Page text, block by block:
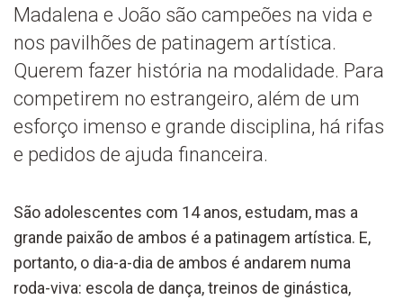
Madalena e João são campeões na vida e
nos pavilhões de patinagem artística.
Querem fazer história na modalidade. Para
competirem no estrangeiro, além de um
esforço imenso e grande disciplina, há rifas
e pedidos de ajuda financeira.
São adolescentes com 14 anos, estudam, mas a
grande paixão de ambos é a patinagem artística. E,
portanto, o dia-a-dia de ambos é andarem numa
roda-viva: escola de dança, treinos de ginástica,